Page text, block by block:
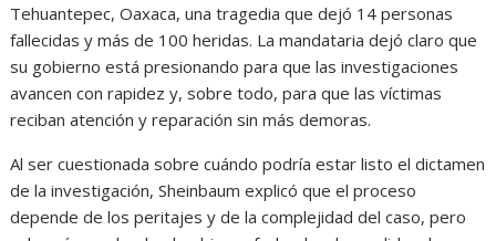
Tehuantepec, Oaxaca, una tragedia que dejó 14 personas
fallecidas y más de 100 heridas. La mandataria dejó claro que
su gobierno está presionando para que las investigaciones
avancen con rapidez y, sobre todo, para que las víctimas
reciban atención y reparación sin más demoras.
Al ser cuestionada sobre cuándo podría estar listo el dictamen
de la investigación, Sheinbaum explicó que el proceso
depende de los peritajes y de la complejidad del caso, pero